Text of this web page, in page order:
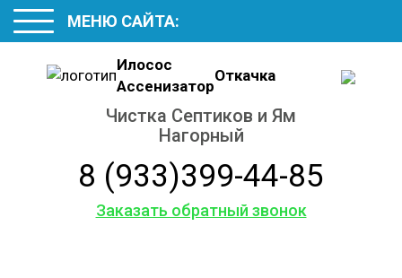
Илосос
Ассенизатор
Откачка
Чистка Септиков и Ям
Нагорный
8 (933)399-44-85
Заказать обратный звонок
МЕНЮ САЙТА: